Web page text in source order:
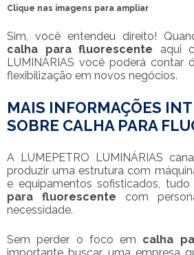
Clique nas imagens para ampliar
Sim, você entendeu direito!
calha para fluorescente aqui
LUMINÁRIAS você poderá contar
flexibilização em novos negócios.
MAIS INFORMAÇÕES
SOBRE CALHA PARA
A LUMEPETRO LUMINÁRIAS
produzir uma estrutura com
e equipamentos sofisticados,
para fluorescente com
necessidade.
Sem perder o foco em calha